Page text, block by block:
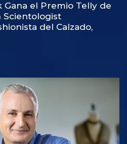
el Premio Telly de
Scientologist
del Calzado,